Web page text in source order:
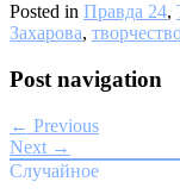
Posted in Правда 24,
Захарова,
Post navigation
← Previous
Next →
Случайное